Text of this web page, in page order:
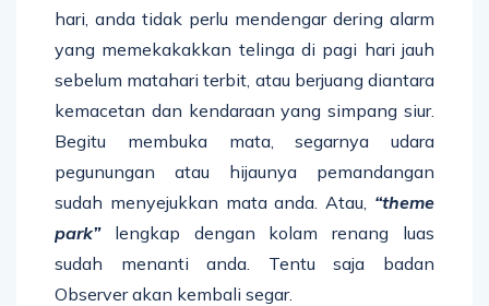
hari, anda tidak perlu mendengar dering alarm
yang memekakakkan telinga di pagi hari jauh
sebelum matahari terbit, atau berjuang diantara
kemacetan dan kendaraan yang simpang siur.
Begitu membuka mata, segarnya udara
pegunungan atau hijaunya pemandangan
sudah menyejukkan mata anda. Atau, “theme
park”lengkap dengan kolam renang luas
sudah menanti anda. Tentu saja badan
Observer akan kembali segar.